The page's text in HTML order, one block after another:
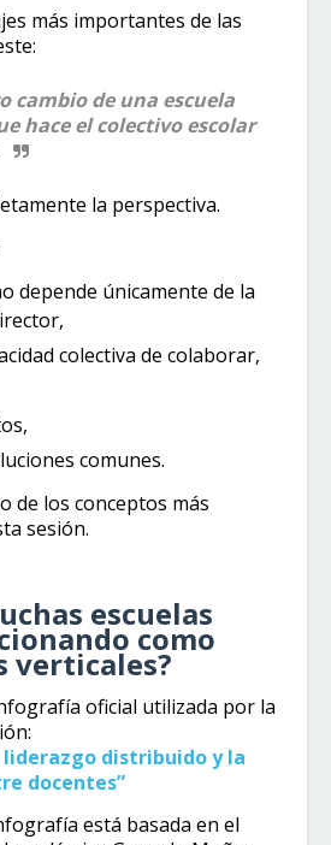
más importantes de las
cambio de una escuela
hace el colectivo escolar
la perspectiva.
depende únicamente de la
colectiva de colaborar,
comunes.
de los conceptos más
sesión.
escuelas
como
verticales?
oficial utilizada por la
distribuido y la
docentes”
está basada en el